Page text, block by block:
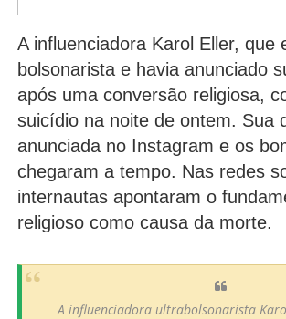
A influenciadora Karol Eller, que
bolsonarista e havia anunciado
após uma conversão religiosa,
suicídio na noite de ontem. Sua
anunciada no Instagram e os
chegaram a tempo. Nas redes
internautas apontaram o
religioso como causa da morte.
A influenciadora ultrabolsonarista